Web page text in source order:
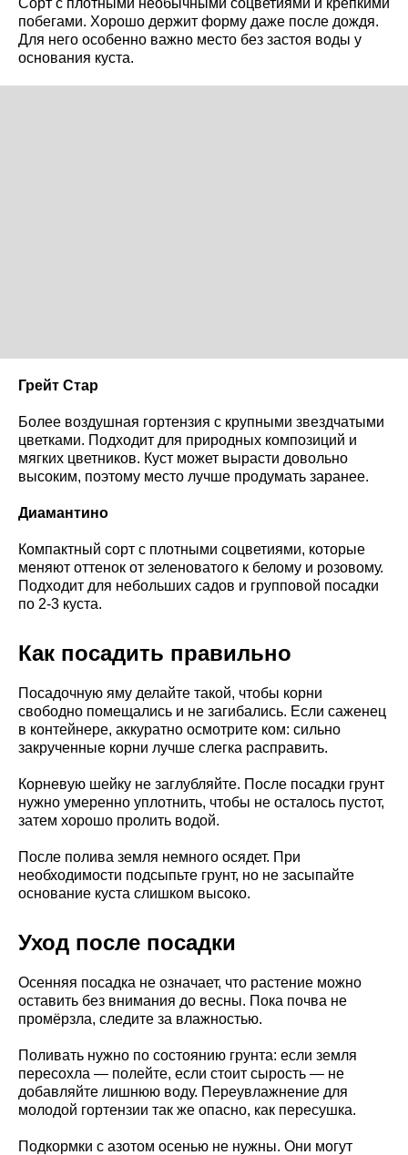
побегами. Хорошо держит форму даже после дождя.
Для него особенно важно место без застоя воды у
основания куста.
Грейт Стар
Более воздушная гортензия с крупными звездчатыми
цветками. Подходит для природных композиций и
мягких цветников. Куст может вырасти довольно
высоким, поэтому место лучше продумать заранее.
Диамантино
Компактный сорт с плотными соцветиями, которые
меняют оттенок от зеленоватого к белому и розовому.
Подходит для небольших садов и групповой посадки
по 2-3 куста.
Как посадить правильно
Посадочную яму делайте такой, чтобы корни
свободно помещались и не загибались. Если саженец
в контейнере, аккуратно осмотрите ком: сильно
закрученные корни лучше слегка расправить.
Корневую шейку не заглубляйте. После посадки грунт
нужно умеренно уплотнить, чтобы не осталось пустот,
затем хорошо пролить водой.
После полива земля немного осядет. При
необходимости подсыпьте грунт, но не засыпайте
основание куста слишком высоко.
Уход после посадки
Осенняя посадка не означает, что растение можно
оставить без внимания до весны. Пока почва не
промёрзла, следите за влажностью.
Поливать нужно по состоянию грунта: если земля
пересохла — полейте, если стоит сырость — не
добавляйте лишнюю воду. Переувлажнение для
молодой гортензии так же опасно, как пересушка.
Подкормки с азотом осенью не нужны. Они могут